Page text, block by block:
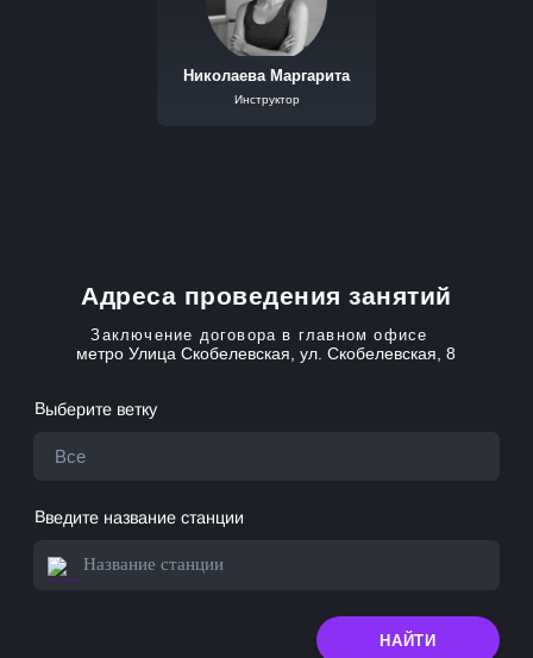
Николаева Маргарита
Инструктор
Адреса проведения занятий
Заключение договора в главном офисе
метро Улица Скобелевская, ул. Скобелевская, 8
Введите название станции
Выберите ветку
Все
НАЙТИ